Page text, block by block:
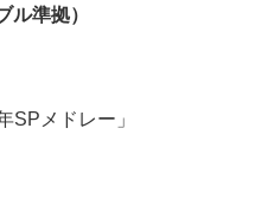
ル準拠）
SPメドレー」